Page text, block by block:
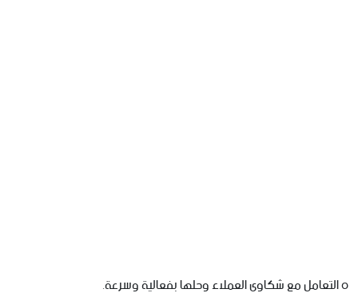
o التعامل مع شكاوى العملاء وحلها بفعالية وسرعة.